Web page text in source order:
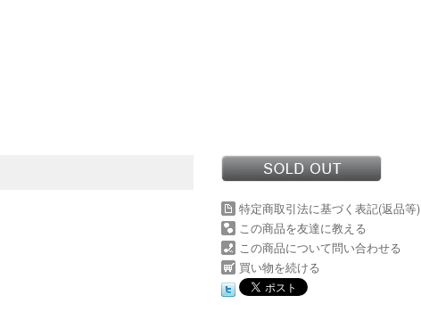
特定商取引法に基づく表記(返品等)
この商品を友達に教える
この商品について問い合わせる
買い物を続ける